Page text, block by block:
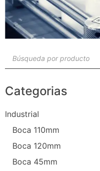
Categorias
Industrial
Boca 110mm
Boca 120mm
Boca 45mm